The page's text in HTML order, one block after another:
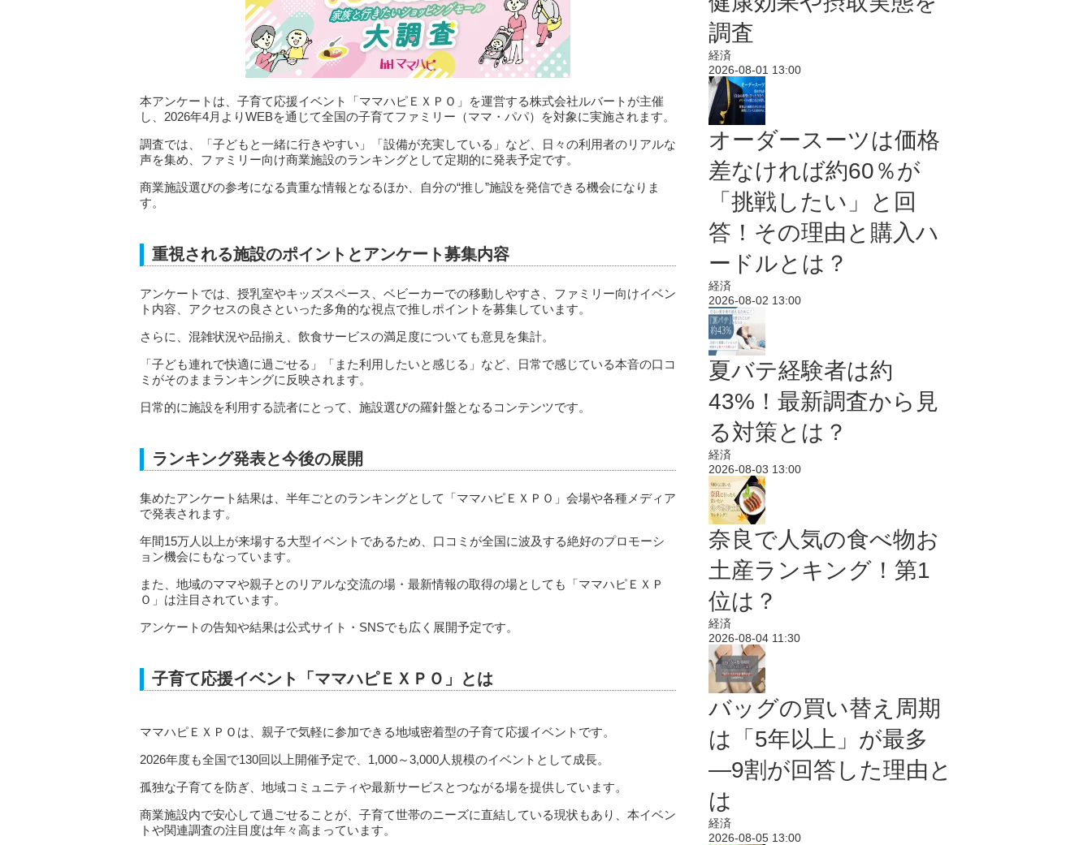
本アンケートは、子育て応援イベント「ママハピＥＸＰＯ」を運営する株式会社ルバートが主催
し、2026年4月よりWEBを通じて全国の子育てファミリー（ママ・パパ）を対象に実施されます。
調査では、「子どもと一緒に行きやすい」「設備が充実している」など、日々の利用者のリアルな
声を集め、ファミリー向け商業施設のランキングとして定期的に発表予定です。
商業施設選びの参考になる貴重な情報となるほか、自分の“推し”施設を発信できる機会になりま
す。
重視される施設のポイントとアンケート募集内容
アンケートでは、授乳室やキッズスペース、ベビーカーでの移動しやすさ、ファミリー向けイベン
ト内容、アクセスの良さといった多角的な視点で推しポイントを募集しています。
さらに、混雑状況や品揃え、飲食サービスの満足度についても意見を集計。
「子ども連れで快適に過ごせる」「また利用したいと感じる」など、日常で感じている本音の口コ
ミがそのままランキングに反映されます。
日常的に施設を利用する読者にとって、施設選びの羅針盤となるコンテンツです。
ランキング発表と今後の展開
集めたアンケート結果は、半年ごとのランキングとして「ママハピＥＸＰＯ」会場や各種メディア
で発表されます。
年間15万人以上が来場する大型イベントであるため、口コミが全国に波及する絶好のプロモーシ
ョン機会にもなっています。
また、地域のママや親子とのリアルな交流の場・最新情報の取得の場としても「ママハピＥＸＰ
Ｏ」は注目されています。
アンケートの告知や結果は公式サイト・SNSでも広く展開予定です。
子育て応援イベント「ママハピＥＸＰＯ」とは
ママハピＥＸＰＯは、親子で気軽に参加できる地域密着型の子育て応援イベントです。
2026年度も全国で130回以上開催予定で、1,000～3,000人規模のイベントとして成長。
孤独な子育てを防ぎ、地域コミュニティや最新サービスとつながる場を提供しています。
商業施設内で安心して過ごせることが、子育て世帯のニーズに直結している現状もあり、本イベン
トや関連調査の注目度は年々高まっています。
調査
経済
2026-08-01 13:00
オーダースーツは価格
差なければ約60％が
「挑戦したい」と回
答！その理由と購入ハ
ードルとは？
経済
2026-08-02 13:00
夏バテ経験者は約
43%！最新調査から見
る対策とは？
経済
2026-08-03 13:00
奈良で人気の食べ物お
土産ランキング！第1
位は？
経済
2026-08-04 11:30
バッグの買い替え周期
は「5年以上」が最多
―9割が回答した理由と
は
経済
2026-08-05 13:00